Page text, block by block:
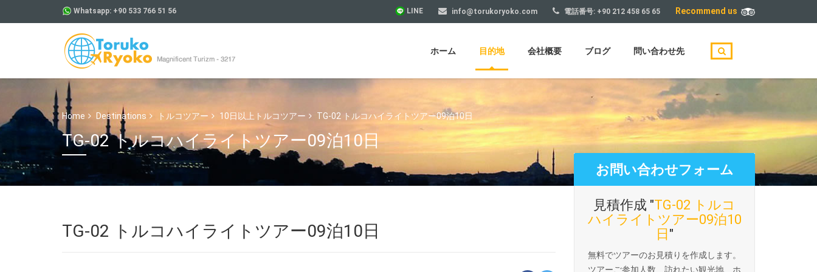
Whatsapp: +90 533 766 51 56 LINE info@torukoryoko.com 電話番号: +90 212 458 65 65 Recommend us
ホーム 目的地 会社概要 ブログ 問い合わせ先
Home Destinations トルコツアー 10日以上トルコツアー TG-02 トルコハイライトツアー09泊10日
TG-02 トルコハイライトツアー09泊10日
TG-02 トルコハイライトツアー09泊10日
お問い合わせフォーム
見積作成 "TG-02 トルコ
ハイライトツアー09泊10
日 "
無料でツアーのお見積りを作成します。
ツアーご参加人数、訪れたい観光地、ホ